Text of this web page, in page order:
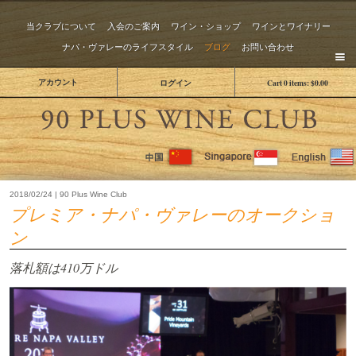
当クラブについて 入会のご案内 ワイン・ショップ
ワインとワイナリー
ナパ・ヴァレーのライフスタイル
ブログ お問い合わせ
Cart0items:$0.00
アカウント ログイン
The
2018/02/24 | 90 Plus Wine Club
プレミア・ナパ・ヴァレーのオークショ
ン
落札額は410万ドル